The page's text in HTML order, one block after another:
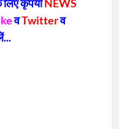
कृपयाNEWS
वTwitterव